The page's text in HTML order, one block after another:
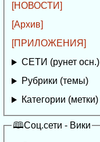
[НОВОСТИ]
[Архив]
[ПРИЛОЖЕНИЯ]
СЕТИ (рунет осн.)
Рубрики (темы)
Категории (метки)
🕮Соц.сети - Вики